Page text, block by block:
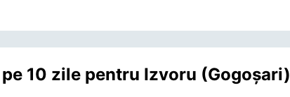
10 zile pentru Izvoru (Gogoşari)